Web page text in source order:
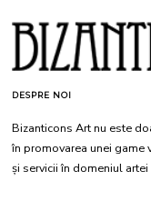
DESPRE NOI
Bizanticons Art nu este
în promovarea unei
și servicii în domeniul